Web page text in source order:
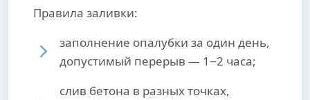
Правила заливки:
заполнение опалубки за один день,
допустимый перерыв — 1−2 часа;
слив бетона в разных точках,